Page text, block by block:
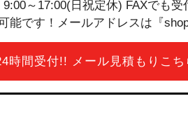
～17:00(日祝定休) FAXでも受
能です！メールアドレスは『
時間受付!! メール見積もりこち